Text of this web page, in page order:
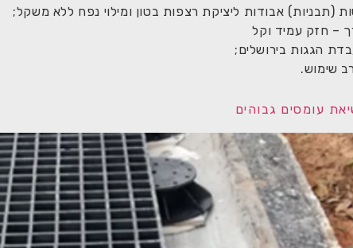
(תבניות) אבודות ליציקת רצפות בטון ומילוי נפח ללא משקל;
– חזק עמיד וקל
הגגות בירושלים;
שימוש.
עומסים גבוהים